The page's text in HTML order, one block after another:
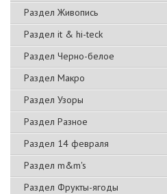
Раздел Живопись
Раздел it & hi-teck
Раздел Черно-белое
Раздел Макро
Раздел Узоры
Раздел Разное
Раздел 14 февраля
Раздел m&m's
Раздел Фрукты-ягоды